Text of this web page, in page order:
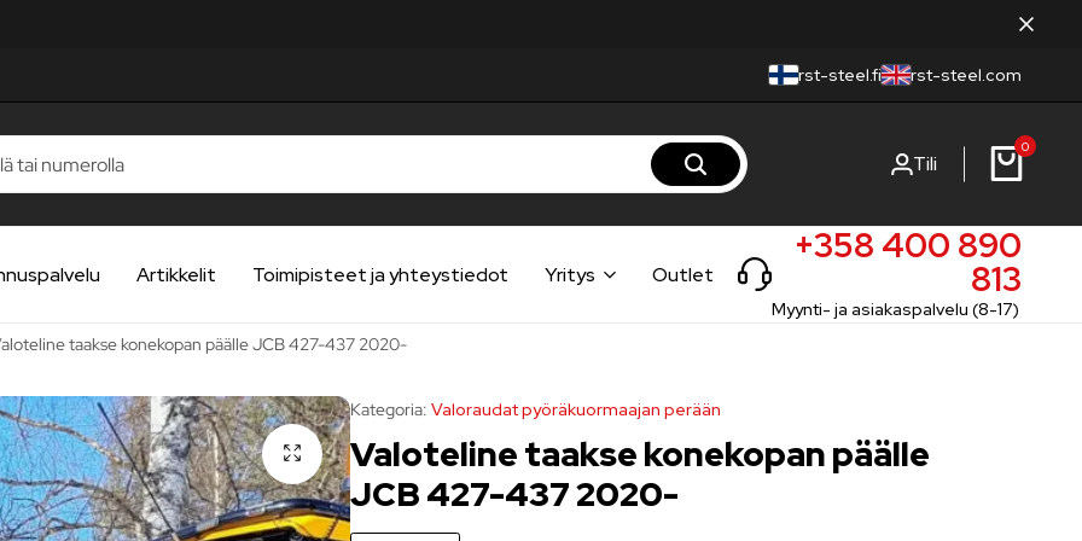
rst-steel.fi rst-steel.com
Tili
0
Artikkelit Toimipisteet ja yhteystiedot Yritys Outlet
+358 400 890
813
Myynti- ja asiakaspalvelu (8-17)
taakse konekopan päälle JCB 427-437 2020-
Kategoria: Valoraudat pyöräkuormaajan perään
Valoteline taakse konekopan päälle
JCB 427-437 2020-